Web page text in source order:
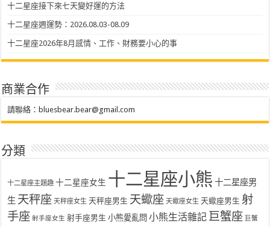
十二星座接下來七天變好運的方法
十二星座週運勢：2026.08.03-08.09
十二星座2026年8月感情、工作、財務要小心的事
商業合作
請聯絡：bluesbear.bear@gmail.com
分類
十二星座主題趣 十二星座女生 十二星座小熊 十二星座男
生 天秤座 天秤座女生 天秤座男生 天蠍座 天蠍座女生 天蠍座男生 射
手座 射手座女生 射手座男生 小熊愛亂問 小熊生活雜記 巨蟹座 巨蟹